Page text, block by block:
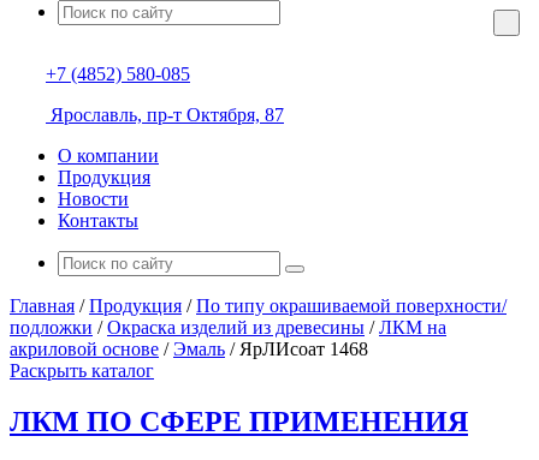
+7 (4852) 580-085
Ярославль, пр-т Октября, 87
О компании
Продукция
Новости
Контакты
Главная /Продукция /По типу окрашиваемой поверхности/
подложки /Окраска изделий из древесины /ЛКМ на
акриловой основе /Эмаль / ЯрЛИсоат 1468
Раскрыть каталог
ЛКМ ПО СФЕРЕ ПРИМЕНЕНИЯ